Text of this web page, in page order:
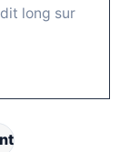
long sur